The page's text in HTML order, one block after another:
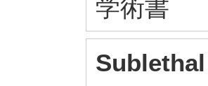
学術書